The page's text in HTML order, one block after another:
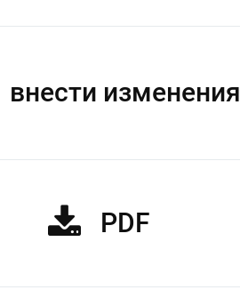
внести изменения
PDF